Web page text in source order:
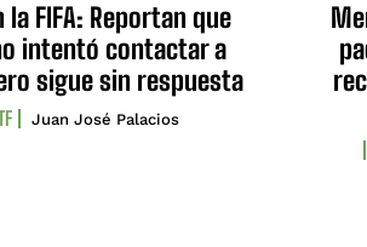
la FIFA: Reportan que
intentó contactar a
sigue sin respuesta
Juan José Palacios